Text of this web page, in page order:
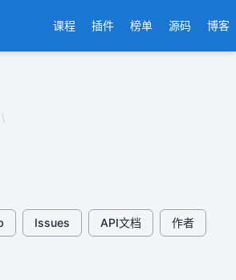
课程 插件 榜单 源码 博客
Issues API文档 作者